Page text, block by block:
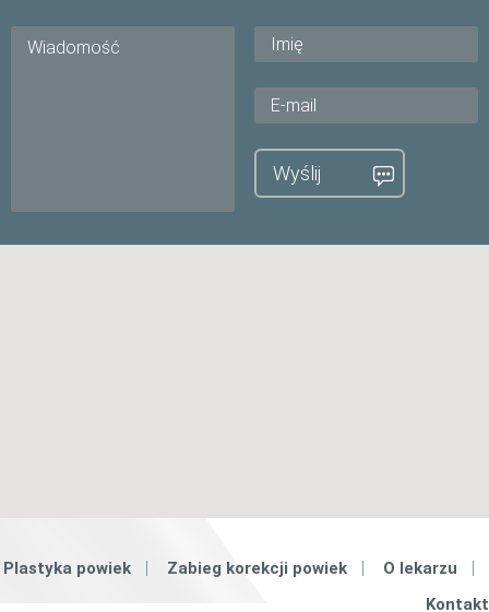
Wyślij
Plastyka powiek | Zabieg korekcji powiek | O lekarzu |
Kontakt